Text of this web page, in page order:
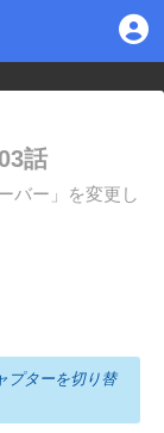
話
バー」を変更し
ターを切り替